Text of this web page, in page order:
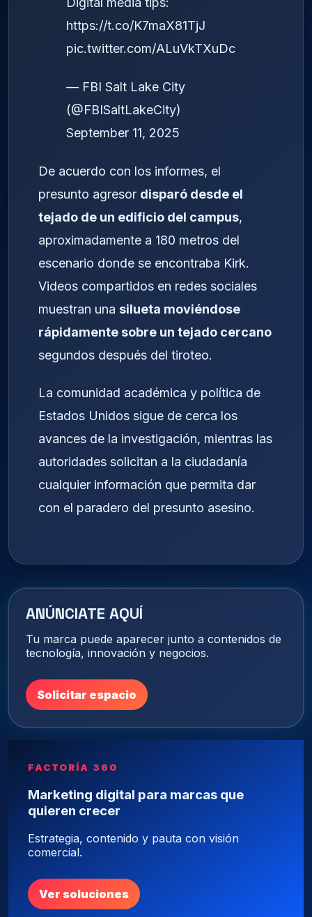
https://t.co/K7maX81TjJ
pic.twitter.com/ALuVkTXuDc
— FBI Salt Lake City
(@FBISaltLakeCity)
September 11, 2025
De acuerdo con los informes, el
presunto agresor disparó desde el
tejado de un edificio del campus,
aproximadamente a 180 metros del
escenario donde se encontraba Kirk.
Videos compartidos en redes sociales
muestran una silueta moviéndose
rápidamente sobre un tejado cercano
segundos después del tiroteo.
La comunidad académica y política de
Estados Unidos sigue de cerca los
avances de la investigación, mientras las
autoridades solicitan a la ciudadanía
cualquier información que permita dar
con el paradero del presunto asesino.
ANÚNCIATE AQUÍ
Tu marca puede aparecer junto a contenidos de
tecnología, innovación y negocios.
Solicitar espacio
FACTORÍA 360
Marketing digital para marcas que
quieren crecer
Estrategia, contenido y pauta con visión
comercial.
Ver soluciones